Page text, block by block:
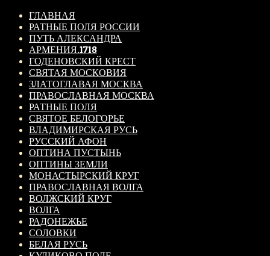
ГЛАВНАЯ
РАТНЫЕ ПОЛЯ РОССИИ
ПУТЬ АЛЕКСАНДРА
АРМЕНИЯ.1718
ГОДЕНОВСКИЙ КРЕСТ
СВЯТАЯ МОСКОВИЯ
ЗЛАТОГЛАВАЯ МОСКВА
ПРАВОСЛАВНАЯ МОСКВА
РАТНЫЕ ПОЛЯ
СВЯТОЕ БЕЛОГОРЬЕ
ВЛАДИМИРСКАЯ РУСЬ
РУССКИЙ АФОН
ОПТИНА ПУСТЫНЬ
ОПТИНЫ ЗЕМЛИ
МОНАСТЫРСКИЙ КРУГ
ПРАВОСЛАВНАЯ ВОЛГА
ВОЛЖСКИЙ КРУГ
ВОЛГА
РАДОНЕЖЬЕ
СОЛОВКИ
БЕЛАЯ РУСЬ